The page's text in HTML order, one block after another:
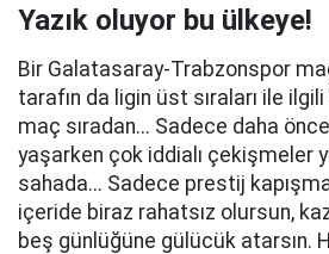
Yazık oluyor bu ülkeye!
Bir Galatasaray-Trabzonspor
tarafın da ligin üst sıraları ile
maç sıradan... Sadece daha
yaşarken çok iddialı çekişmeler
sahada... Sadece prestij
içeride biraz rahatsız olursun,
beş günlüğüne gülücük atarsın.